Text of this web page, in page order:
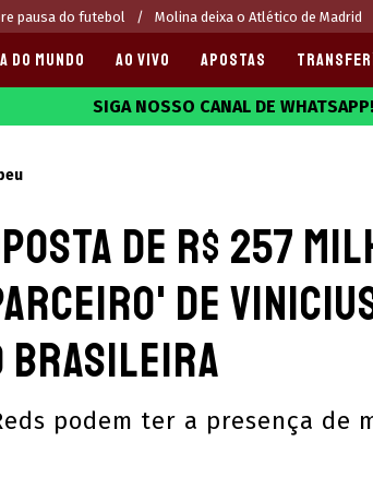
pausa do futebol Molina deixa o Atlético de Madrid
DO MUNDO AO VIVO APOSTAS
SIGA NOSSO CANAL DE WHATSAPP!
de R$ 257
de
Brasileira
podem ter a presença de